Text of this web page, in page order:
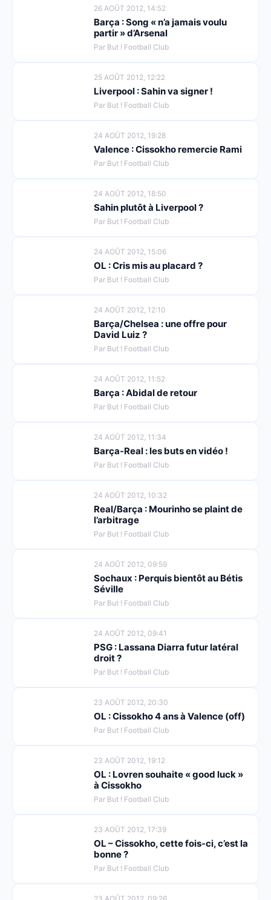
26 AOÛT 2012, 14:52
Barça : Song « n’a jamais voulu
partir » d’Arsenal
Par But ! Football Club
25 AOÛT 2012, 12:22
Liverpool : Sahin va signer !
Par But ! Football Club
24 AOÛT 2012, 19:28
Valence : Cissokho remercie Rami
Par But ! Football Club
24 AOÛT 2012, 18:50
Sahin plutôt à Liverpool ?
Par But ! Football Club
24 AOÛT 2012, 15:06
OL : Cris mis au placard ?
Par But ! Football Club
24 AOÛT 2012, 12:10
Barça/Chelsea : une offre pour
David Luiz ?
Par But ! Football Club
24 AOÛT 2012, 11:52
Barça : Abidal de retour
Par But ! Football Club
24 AOÛT 2012, 11:34
Barça-Real : les buts en vidéo !
Par But ! Football Club
24 AOÛT 2012, 10:32
Real/Barça : Mourinho se plaint de
l’arbitrage
Par But ! Football Club
24 AOÛT 2012, 09:59
Sochaux : Perquis bientôt au Bétis
Séville
Par But ! Football Club
24 AOÛT 2012, 09:41
PSG : Lassana Diarra futur latéral
droit ?
Par But ! Football Club
23 AOÛT 2012, 20:30
OL : Cissokho 4 ans à Valence (off)
Par But ! Football Club
23 AOÛT 2012, 19:12
OL : Lovren souhaite « good luck »
à Cissokho
Par But ! Football Club
23 AOÛT 2012, 17:39
OL – Cissokho, cette fois-ci, c’est la
bonne ?
Par But ! Football Club